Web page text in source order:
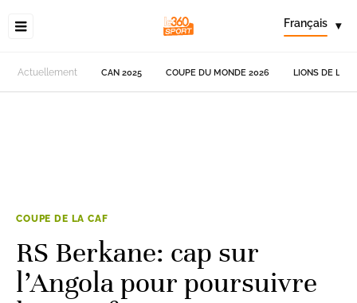
Français ▾
Actuellement CAN 2025 COUPE DU MONDE 2026 LIONS DE
COUPE DE LA CAF
RS Berkane: cap sur
l’Angola pour poursuivre